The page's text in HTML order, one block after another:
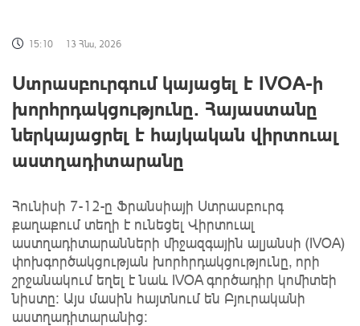
15:10 13 Հնս, 2026
Ստրասբուրգում կայացել է IVOA-ի
խորհրդակցությունը․ Հայաստանը
ներկայացրել է հայկական վիրտուալ
աստղադիտարանը
Հունիսի 7-12-ը Ֆրանսիայի Ստրասբուրգ
քաղաքում տեղի է ունեցել Վիրտուալ
աստղադիտարանների միջազգային ալյանսի (IVOA)
փոխգործակցության խորհրդակցությունը, որի
շրջանակում եղել է նաև IVOA գործադիր կոմիտեի
նիստը։ Այս մասին հայտնում են Բյուրականի
աստղադիտարանից։